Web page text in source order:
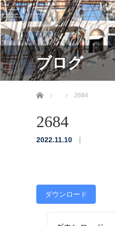
ブログ
ホーム 2684
2684
2022.11.10
ダウンロード